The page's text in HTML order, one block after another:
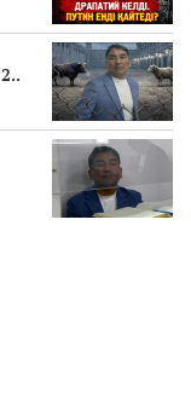
12سادىربايدىتاعىسى كەلە12نجىلعاۇقا مەس..